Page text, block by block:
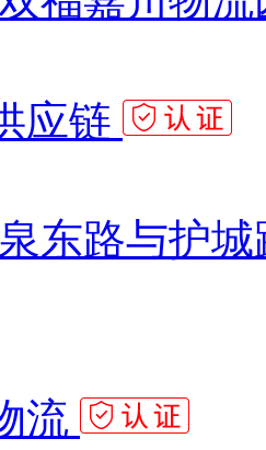
应链
东路与护
流